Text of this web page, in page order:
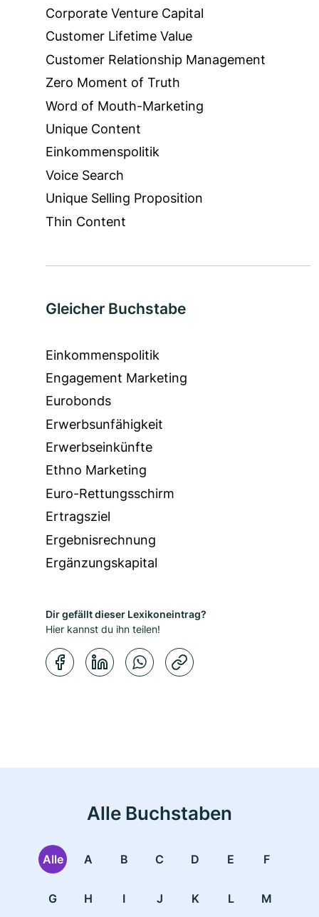
Corporate Venture Capital
Customer Lifetime Value
Customer Relationship Management
Zero Moment of Truth
Word of Mouth-Marketing
Unique Content
Einkommenspolitik
Voice Search
Unique Selling Proposition
Thin Content
Gleicher Buchstabe
Einkommenspolitik
Engagement Marketing
Eurobonds
Erwerbsunfähigkeit
Erwerbseinkünfte
Ethno Marketing
Euro-Rettungsschirm
Ertragsziel
Ergebnisrechnung
Ergänzungskapital
Dir gefällt dieser Lexikoneintrag?
Hier kannst du ihn teilen!
Alle Buchstaben
Alle A B C D E F
G H I J K L M